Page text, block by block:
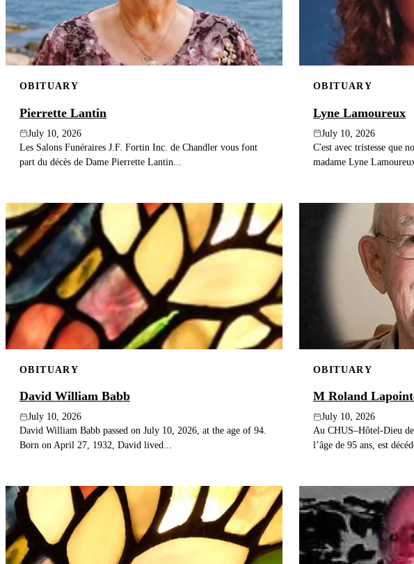
OBITUARY
Pierrette Lantin
July 10, 2026
Les Salons Funéraires J.F. Fortin Inc. de Chandler vous font
part du décès de Dame Pierrette Lantin...
OBITUARY
Lyne Lamoureux
July 10, 2026
C'est avec tristesse que
madame Lyne
OBITUARY
David William Babb
July 10, 2026
David William Babb passed on July 10, 2026, at the age of 94.
Born on April 27, 1932, David lived...
OBITUARY
M Roland
July 10, 2026
Au CHUS–Hôtel-Dieu
l’âge de 95 ans, est